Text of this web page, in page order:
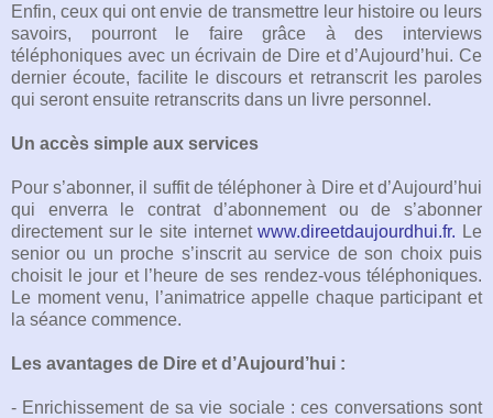
Enfin, ceux qui ont envie de transmettre leur histoire ou leurs
savoirs, pourront le faire grâce à des interviews
téléphoniques avec un écrivain de Dire et d’Aujourd’hui. Ce
dernier écoute, facilite le discours et retranscrit les paroles
qui seront ensuite retranscrits dans un livre personnel.
Un accès simple aux services
Pour s’abonner, il suffit de téléphoner à Dire et d’Aujourd’hui
qui enverra le contrat d’abonnement ou de s’abonner
directement sur le site internetwww.direetdaujourdhui.fr. Le
senior ou un proche s’inscrit au service de son choix puis
choisit le jour et l’heure de ses rendez-vous téléphoniques.
Le moment venu, l’animatrice appelle chaque participant et
la séance commence.
Les avantages de Dire et d’Aujourd’hui :
- Enrichissement de sa vie sociale : ces conversations sont